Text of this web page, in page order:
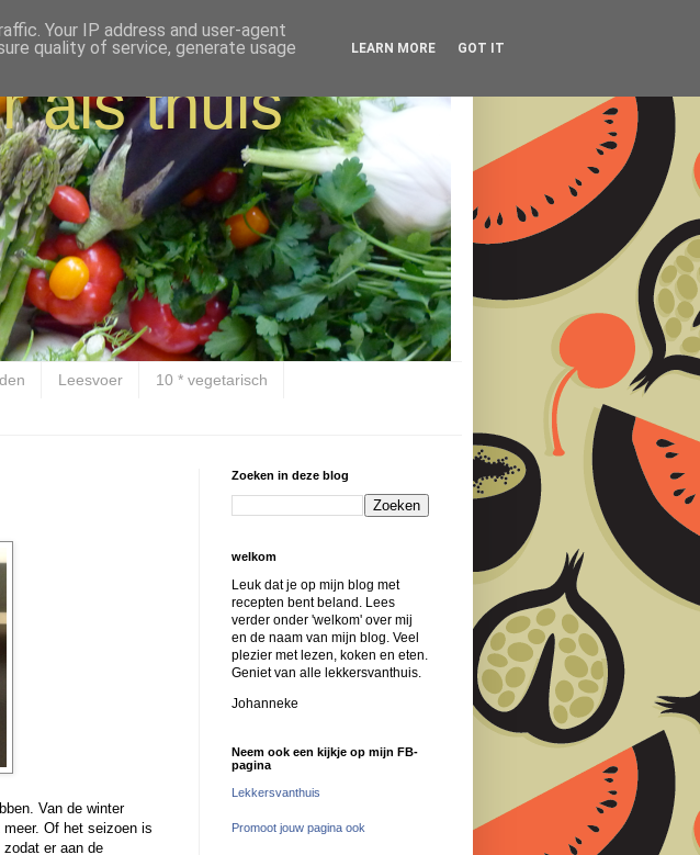
als thuis
Leesvoer 10 * vegetarisch
Van de winter
Of het seizoen is
er aan de
Zoeken in deze blog
welkom
Leuk dat je op mijn blog met
recepten bent beland. Lees
verder onder 'welkom' over mij
en de naam van mijn blog. Veel
plezier met lezen, koken en eten.
Geniet van alle lekkersvanthuis.
Johanneke
Neem ook een kijkje op mijn FB-
pagina
Lekkersvanthuis
Promoot jouw pagina ook
Your IP address and user-agent
quality of service, generate usage
LEARN MORE GOT IT